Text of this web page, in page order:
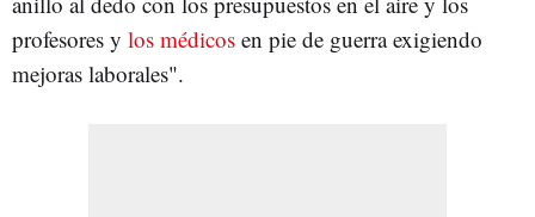
profesores y los médicos en pie de guerra exigiendo
mejoras laborales".